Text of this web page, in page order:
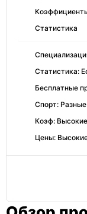
Статистика
Статистика:
Бесплатные
Спорт: Разные
Коэф: Высокие
Цены: